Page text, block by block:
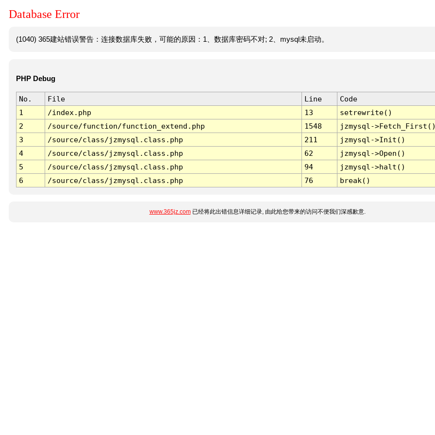
Database Error
(1040) 365建站错误警告：连接数据库失败，可能的原因：1、数据库密码不对; 2、mysql未启动。
PHP Debug
No. File Line
Code
1
/index.php 13
setrewrite()
2
/source/function/function_extend.php 1548
jzmysql-
3
/source/class/jzmysql.class.php 211
jzmysql->Init()
4
/source/class/jzmysql.class.php 62
jzmysql->Open()
5
/source/class/jzmysql.class.php 94
jzmysql->halt()
6
/source/class/jzmysql.class.php 76 break()
www.365jz.com已经将此出错信息详细记录, 由此给您带来的访问不便我们深感歉意.